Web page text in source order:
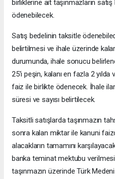
birliklerine ait taşınmazların
ödenebilecek.
Satış bedelinin taksitle
belirtilmesi ve ihale üzerinde
durumunda, ihale sonucu
25'i peşin, kalanı en fazla 2
faiz ile birlikte ödenecek. İhale
süresi ve sayısı belirtilecek.
Taksitli satışlarda taşınmazın
sonra kalan miktar ile kanuni
alacakların tamamını
banka teminat mektubu verilmesi
taşınmazın üzerinde Türk